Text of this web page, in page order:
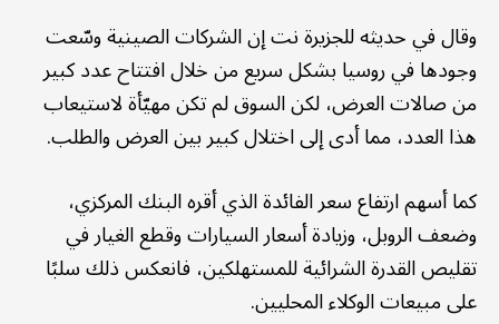
وقال في حديثه للجزيرة نت إن الشركات الصينية وسّعت
وجودها في روسيا بشكل سريع من خلال افتتاح عدد كبير
من صالات العرض، لكن السوق لم تكن مهيّأة لاستيعاب
هذا العدد، مما أدى إلى اختلال كبير بين العرض والطلب.
كما أسهم ارتفاع سعر الفائدة الذي أقره البنك المركزي،
وضعف الروبل، وزيادة أسعار السيارات وقطع الغيار في
تقليص القدرة الشرائية للمستهلكين، فانعكس ذلك سلبًا
على مبيعات الوكلاء المحليين.